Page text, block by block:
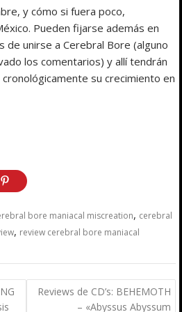
y cómo si fuera poco,
Pueden fijarse además en
de unirse a Cerebral Bore (alguno
los comentarios) y allí tendrán
su crecimiento en
bore maniacal miscreation, cerebral
, review cerebral bore maniacal
Reviews de CD’s: BEHEMOTH
– «Abyssus Abyssum